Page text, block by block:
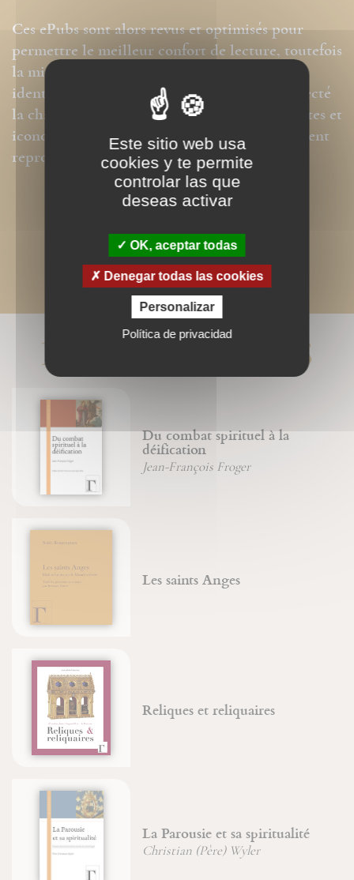
Ces ePubs sont alors revus et optimisés pour
permettre le meilleur confort de lecture, toutefois
la mise en page n'est donc pas strictement
identique même si nous avons au mieux respecté
la charte graphique initiale. Les contenus textes et
iconographiques sont, par contre, intégralement
reproduits dans ce format.
LIVRES ASSOCIÉS
Du combat spirituel à la
déification
Jean-François Froger
Les saints Anges
Reliques et reliquaires
La Parousie et sa spiritualité
Christian (Père) Wyler
Este sitio web usa
cookies y te permite
controlar las que
deseas activar
OK, aceptar todas
Denegar todas las cookies
Personalizar
Política de privacidad